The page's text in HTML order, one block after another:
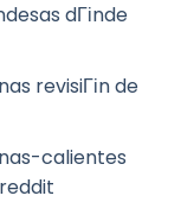
dГіnde
revisiГіn de
calientes